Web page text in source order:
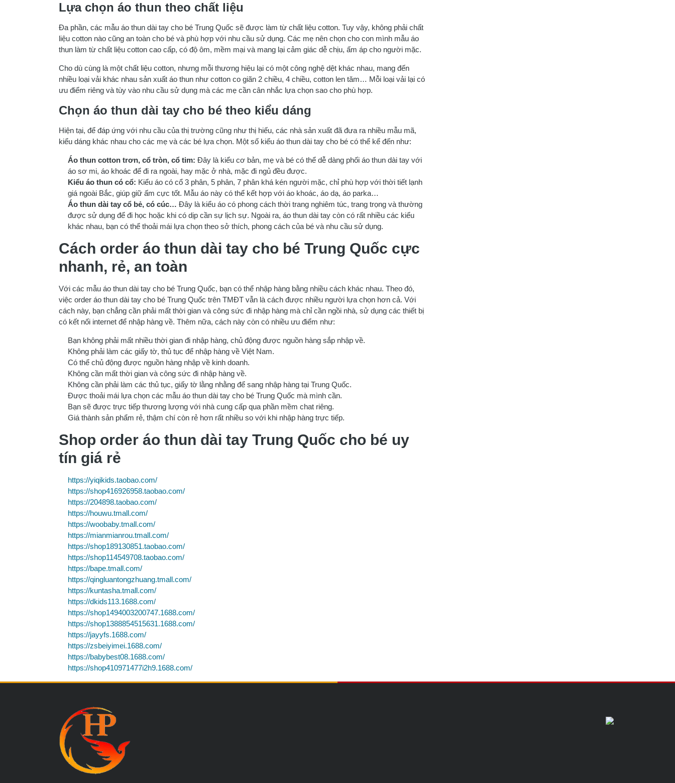
Lựa chọn áo thun theo chất liệu
Đa phần, các mẫu áo thun dài tay cho bé Trung Quốc sẽ được làm từ chất liệu cotton. Tuy vậy, không phải chất
liệu cotton nào cũng an toàn cho bé và phù hợp với nhu cầu sử dụng. Các mẹ nên chọn cho con mình mẫu áo
thun làm từ chất liệu cotton cao cấp, có độ ôm, mềm mại và mang lại cảm giác dễ chịu, ấm áp cho người mặc.
Cho dù cùng là một chất liệu cotton, nhưng mỗi thương hiệu lại có một công nghệ dệt khác nhau, mang đến
nhiều loại vải khác nhau sản xuất áo thun như cotton co giãn 2 chiều, 4 chiều, cotton len tăm… Mỗi loại vải lại có
ưu điểm riêng và tùy vào nhu cầu sử dụng mà các mẹ cần cân nhắc lựa chọn sao cho phù hợp.
Chọn áo thun dài tay cho bé theo kiểu dáng
Hiện tại, để đáp ứng với nhu cầu của thị trường cũng như thị hiếu, các nhà sản xuất đã đưa ra nhiều mẫu mã,
kiểu dáng khác nhau cho các mẹ và các bé lựa chọn. Một số kiểu áo thun dài tay cho bé có thể kể đến như:
Áo thun cotton trơn, cổ tròn, cổ tim: Đây là kiểu cơ bản, mẹ và bé có thể dễ dàng phối áo thun dài tay với
áo sơ mi, áo khoác để đi ra ngoài, hay mặc ở nhà, mặc đi ngủ đều được.
Kiểu áo thun có cổ: Kiểu áo có cổ 3 phân, 5 phân, 7 phân khá kén người mặc, chỉ phù hợp với thời tiết lạnh
giá ngoài Bắc, giúp giữ ấm cực tốt. Mẫu áo này có thể kết hợp với áo khoác, áo dạ, áo parka…
Áo thun dài tay cổ bẻ, có cúc… Đây là kiểu áo có phong cách thời trang nghiêm túc, trang trọng và thường
được sử dụng để đi học hoặc khi có dịp cần sự lịch sự. Ngoài ra, áo thun dài tay còn có rất nhiều các kiểu
khác nhau, bạn có thể thoải mái lựa chọn theo sở thích, phong cách của bé và nhu cầu sử dụng.
Cách order áo thun dài tay cho bé Trung Quốc cực
nhanh, rẻ, an toàn
Với các mẫu áo thun dài tay cho bé Trung Quốc, bạn có thể nhập hàng bằng nhiều cách khác nhau. Theo đó,
việc order áo thun dài tay cho bé Trung Quốc trên TMĐT vẫn là cách được nhiều người lựa chọn hơn cả. Với
cách này, bạn chẳng cần phải mất thời gian và công sức đi nhập hàng mà chỉ cần ngồi nhà, sử dụng các thiết bị
có kết nối internet để nhập hàng về. Thêm nữa, cách này còn có nhiều ưu điểm như:
Bạn không phải mất nhiều thời gian đi nhập hàng, chủ động được nguồn hàng sắp nhập về.
Không phải làm các giấy tờ, thủ tục để nhập hàng về Việt Nam.
Có thể chủ động được nguồn hàng nhập về kinh doanh.
Không cần mất thời gian và công sức đi nhập hàng về.
Không cần phải làm các thủ tục, giấy tờ lằng nhằng để sang nhập hàng tại Trung Quốc.
Được thoải mái lựa chọn các mẫu áo thun dài tay cho bé Trung Quốc mà mình cần.
Bạn sẽ được trực tiếp thương lượng với nhà cung cấp qua phần mềm chat riêng.
Giá thành sản phẩm rẻ, thậm chí còn rẻ hơn rất nhiều so với khi nhập hàng trực tiếp.
Shop order áo thun dài tay Trung Quốc cho bé uy
tín giá rẻ
https://yiqikids.taobao.com/
https://shop416926958.taobao.com/
https://204898.taobao.com/
https://houwu.tmall.com/
https://woobaby.tmall.com/
https://mianmianrou.tmall.com/
https://shop189130851.taobao.com/
https://shop114549708.taobao.com/
https://bape.tmall.com/
https://qingluantongzhuang.tmall.com/
https://kuntasha.tmall.com/
https://dkids113.1688.com/
https://shop1494003200747.1688.com/
https://shop1388854515631.1688.com/
https://jayyfs.1688.com/
https://zsbeiyimei.1688.com/
https://babybest08.1688.com/
https://shop410971477i2h9.1688.com/